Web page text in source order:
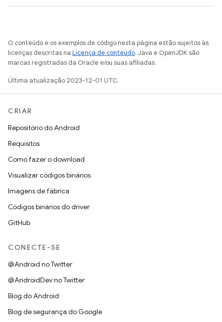
O conteúdo e os exemplos de código nesta página estão sujeitos às
licenças descritas na Licença de conteúdo. Java e OpenJDK são
marcas registradas da Oracle e/ou suas afiliadas.
Última atualização 2023-12-01 UTC.
CRIAR
Repositório do Android
Requisitos
Como fazer o download
Visualizar códigos binários
Imagens de fábrica
Códigos binários do driver
GitHub
CONECTE-SE
@Android no Twitter
@AndroidDev no Twitter
Blog do Android
Blog de segurança do Google